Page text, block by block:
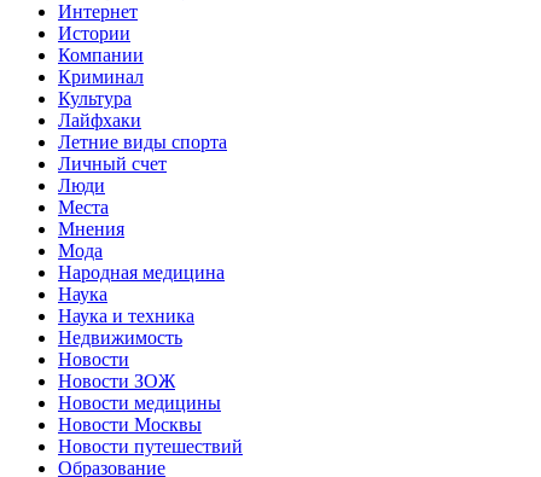
Интернет
Истории
Компании
Криминал
Культура
Лайфхаки
Летние виды спорта
Личный счет
Люди
Места
Мнения
Мода
Народная медицина
Наука
Наука и техника
Недвижимость
Новости
Новости ЗОЖ
Новости медицины
Новости Москвы
Новости путешествий
Образование